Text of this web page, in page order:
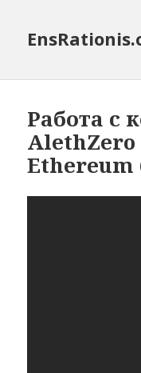
Работа с
Ethereum